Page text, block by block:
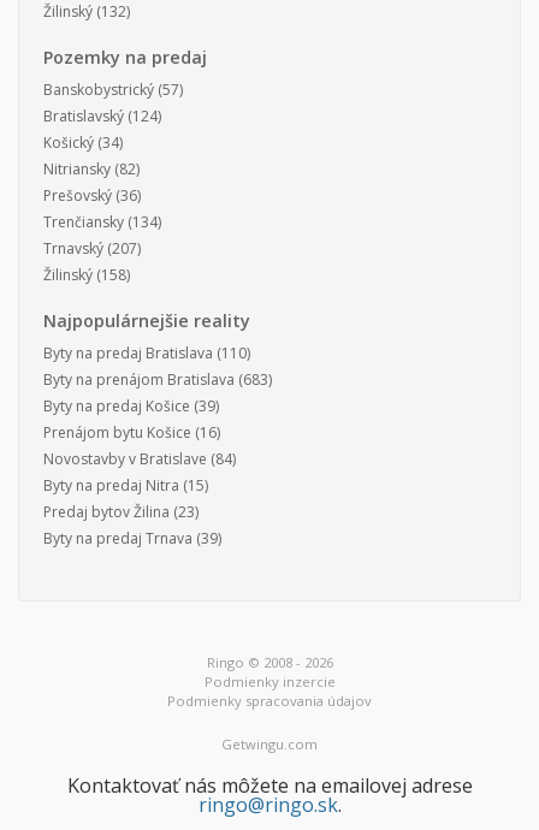
Žilinský (132)
Pozemky na predaj
Banskobystrický (57)
Bratislavský (124)
Košický (34)
Nitriansky (82)
Prešovský (36)
Trenčiansky (134)
Trnavský (207)
Žilinský (158)
Najpopulárnejšie reality
Byty na predaj Bratislava (110)
Byty na prenájom Bratislava (683)
Byty na predaj Košice (39)
Prenájom bytu Košice (16)
Novostavby v Bratislave (84)
Byty na predaj Nitra (15)
Predaj bytov Žilina (23)
Byty na predaj Trnava (39)
Ringo © 2008 - 2026
Podmienky inzercie
Podmienky spracovania údajov
Getwingu.com
Kontaktovať nás môžete na emailovej adrese
ringo@ringo.sk.